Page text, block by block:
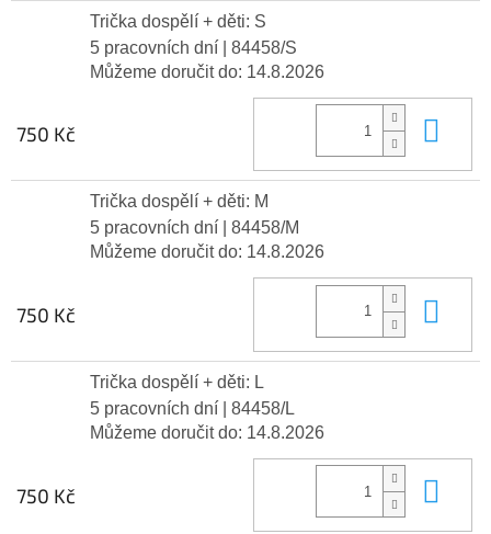
Trička dospělí + děti: S
5 pracovních dní
| 84458/S
Můžeme doručit do: 14.8.2026
750 Kč
Trička dospělí + děti: M
5 pracovních dní
| 84458/M
Můžeme doručit do: 14.8.2026
750 Kč
Trička dospělí + děti: L
5 pracovních dní
| 84458/L
Můžeme doručit do: 14.8.2026
750 Kč